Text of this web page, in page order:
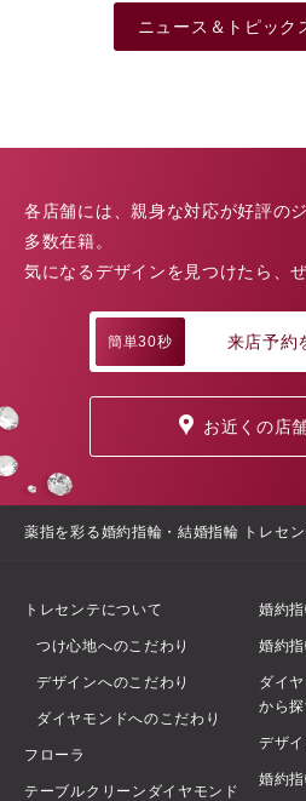
ニュース＆トピック
各店舗には、親身な対応が好評の
多数在籍。
気になるデザインを見つけたら、
簡単30秒 来店予約
お近くの店
薬指を彩る婚約指輪・結婚指輪 トレセン
トレセンテについて
つけ心地へのこだわり
デザインへのこだわり
ダイヤモンドへのこだわり
フローラ
テーブルクリーンダイヤモンド
婚約
婚約
ダイ
から
デザ
婚約